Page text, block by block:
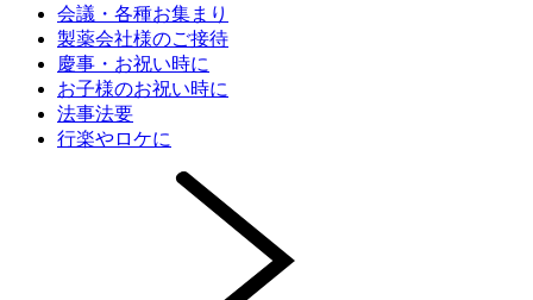
会議・各種お集まり
製薬会社様のご接待
慶事・お祝い時に
お子様のお祝い時に
法事法要
行楽やロケに